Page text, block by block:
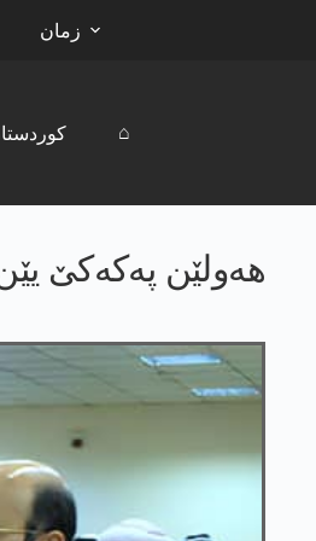
زمان
⌂
هه‌ولێن په‌كه‌كێ